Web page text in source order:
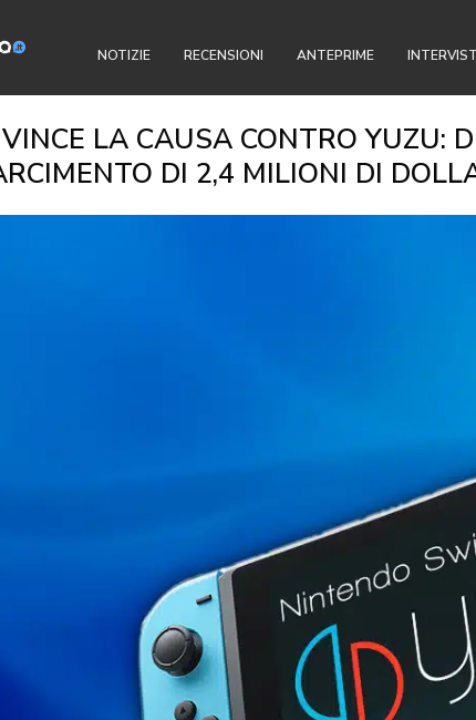
NOTIZIE RECENSIONI ANTEPRIME
LA CAUSA CONTRO YUZU:
DI 2,4 MILIONI DI